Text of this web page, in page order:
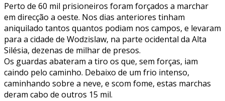
Perto de 60 mil prisioneiros foram forçados a marchar
em direcção a oeste. Nos dias anteriores tinham
aniquilado tantos quantos podiam nos campos, e levaram
para a cidade de Wodzislaw, na parte ocidental da Alta
Silésia, dezenas de milhar de presos.
Os guardas abateram a tiro os que, sem forças, iam
caindo pelo caminho. Debaixo de um frio intenso,
caminhando sobre a neve, e scom fome, estas marchas
deram cabo de outros 15 mil.